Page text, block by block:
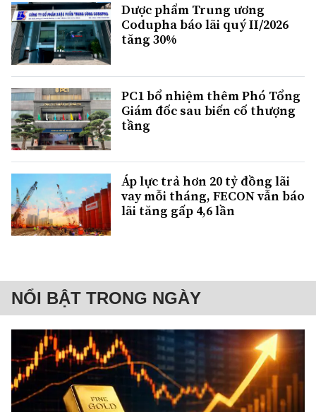
Dược phẩm Trung ương
Codupha báo lãi quý II/2026
tăng 30%
PC1 bổ nhiệm thêm Phó Tổng
Giám đốc sau biến cố thượng
tầng
Áp lực trả hơn 20 tỷ đồng lãi
vay mỗi tháng, FECON vẫn báo
lãi tăng gấp 4,6 lần
NỔI BẬT TRONG NGÀY